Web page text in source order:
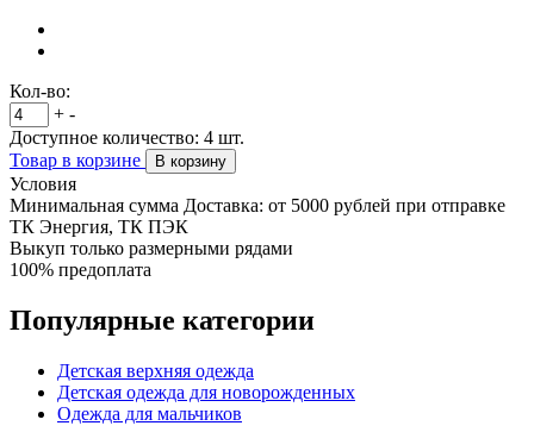
Кол-во:
+ -
Доступное количество: 4 шт.
Товар в корзине
В корзину
Условия
Минимальная сумма Доставка: от 5000 рублей при отправке
ТК Энергия, ТК ПЭК
Выкуп только размерными рядами
100% предоплата
Популярные категории
Детская верхняя одежда
Детская одежда для новорожденных
Одежда для мальчиков